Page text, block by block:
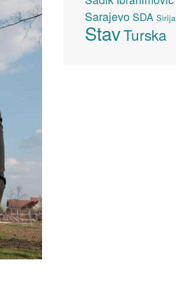
SarajevoSDA Sirija
StavTurska